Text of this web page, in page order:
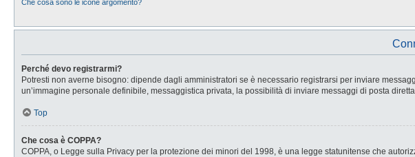
Che cosa sono le icone argomento?
Perché devo registrarmi?
Potresti non averne bisogno: dipende dagli amministratori se è necessario registrarsi per inviare
un’immagine personale definibile, messaggistica privata, la possibilità di inviare messaggi di posta
Top
Che cosa è COPPA?
COPPA, o Legge sulla Privacy per la protezione dei minori del 1998, è una legge statunitense che